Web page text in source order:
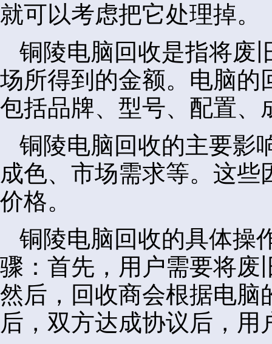
就可以考虑把它处理掉。
铜陵电脑回收是指将废
场所得到的金额。电脑的
包括品牌、型号、配置、
铜陵电脑回收的主要影
成色、市场需求等。这
价格。
铜陵电脑回收的具体操
骤：首先，用户需要将废
然后，回收商会根据电脑
后，双方达成协议后，